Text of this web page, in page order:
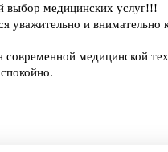
выбор медицинских услуг!!!
уважительно и внимательно
медицинской